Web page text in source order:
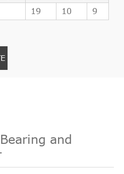
19 10 9
and